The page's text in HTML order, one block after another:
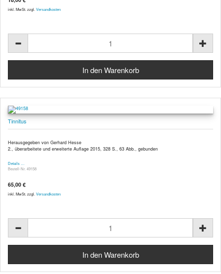
inkl. MwSt. zzgl. Versandkosten
Tinnitus
Herausgegeben von Gerhard Hesse
2., überarbeitete und erweiterte Auflage 2015, 328 S., 63 Abb., gebunden
Details …
Bestell-Nr. 49158
65,00 €
inkl. MwSt. zzgl. Versandkosten